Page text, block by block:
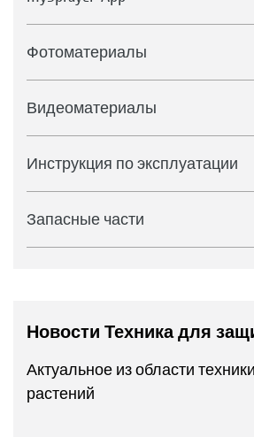
Фотоматериалы
Видеоматериалы
Инструкция по эксплуатации
Запасные части
Новости Техника для
Актуальное из области
растений